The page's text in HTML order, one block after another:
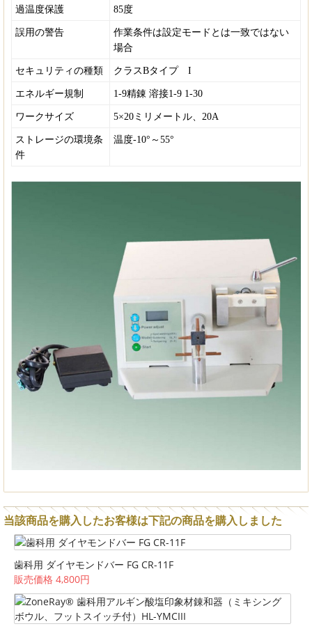
過温度保護 85度
誤用の警告
作業条件は設定モードとは一致ではない
場合
セキュリティの種類 クラスBタイプ I
エネルギー規制 1-9精錬 溶接1-9 1-30
ワークサイズ 5×20ミリメートル、20A
ストレージの環境条
件
温度-10°～55°
当該商品を購入したお客様は下記の商品を購入しました
歯科用 ダイヤモンドバー FG CR-11F
販売価格 4,800円